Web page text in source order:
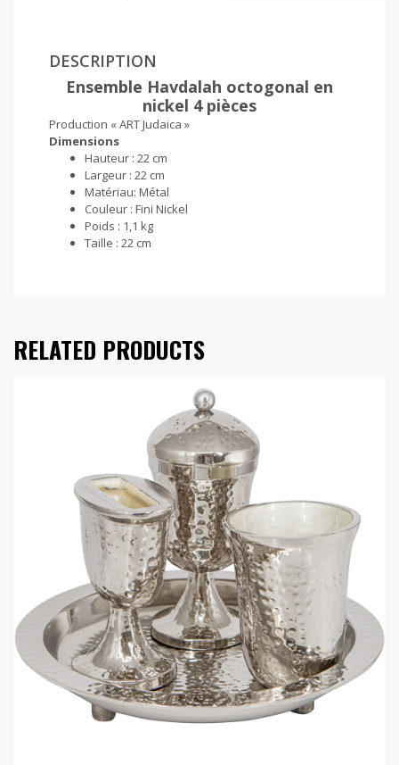
DESCRIPTION
Ensemble Havdalah octogonal en
nickel 4 pièces
Production « ART Judaica »
Dimensions
Hauteur : 22 cm
Largeur : 22 cm
Matériau: Métal
Couleur : Fini Nickel
Poids : 1,1 kg
Taille : 22 cm
RELATED PRODUCTS